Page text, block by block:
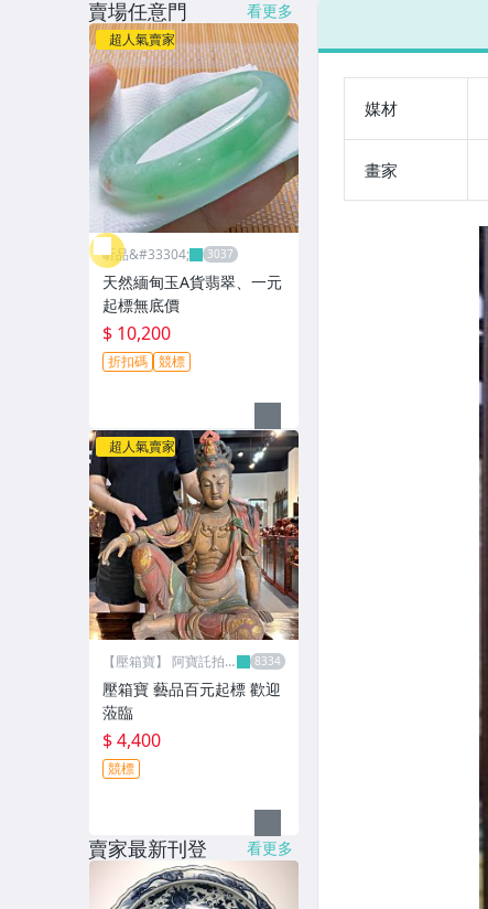
媒材
畫家
賣場任意門 看更多
超人氣賣家
昕品&#33304;
天然緬甸玉A貨翡翠、一元
起標無底價
$ 10,200
折扣碼 競標
超人氣賣家
【壓箱寶】 阿寶託拍
壓箱寶 藝品百元起標 歡迎
蒞臨
$ 4,400
競標
賣家最新刊登 看更多